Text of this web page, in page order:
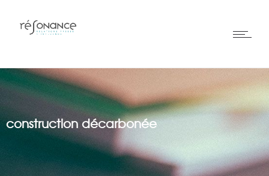
construction décarbonée